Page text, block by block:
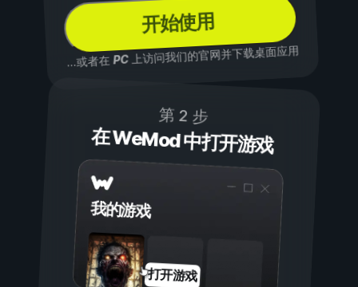
开始使用
...或者在PC上访问我们的官网并下载桌面应用
第 2 步
在 WeMod 中打开游戏
我的游戏
打开游戏